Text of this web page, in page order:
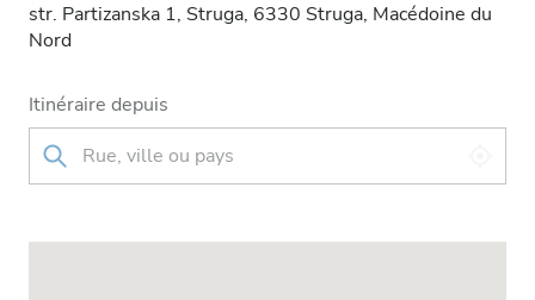
str. Partizanska 1, Struga, 6330 Struga, Macédoine du
Nord
Itinéraire depuis